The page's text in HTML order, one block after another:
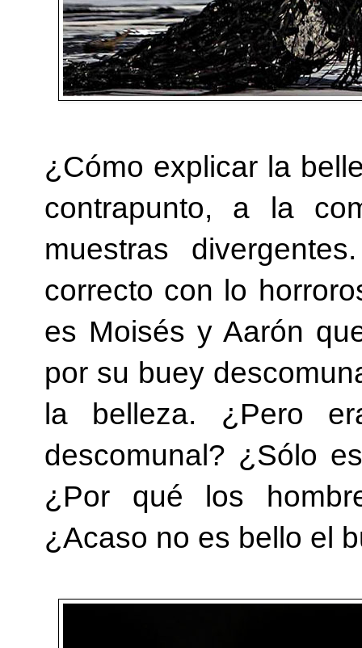
¿Cómo explicar la
contrapunto, a la
muestras
correcto con lo
es Moisés y Aarón
por su buey
la belleza. ¿Pero
descomunal? ¿Sólo
¿Por qué los
¿Acaso no es bello el